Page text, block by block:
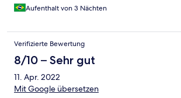
Aufenthalt von 3 Nächten
Verifizierte Bewertung
8/10 – Sehr gut
11. Apr. 2022
Mit Google übersetzen